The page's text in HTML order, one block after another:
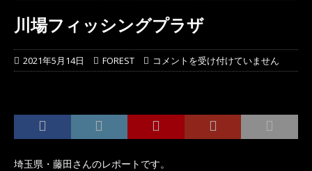
川場フィッシングプラザ
2021年5月14日 FOREST コメントを受け付けていません
埼玉県・藤田さんのレポートです。